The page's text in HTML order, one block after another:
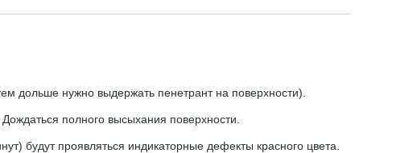
дольше нужно выдержать пенетрант на поверхности).
полного высыхания поверхности.
будут проявляться индикаторные дефекты красного цвета.